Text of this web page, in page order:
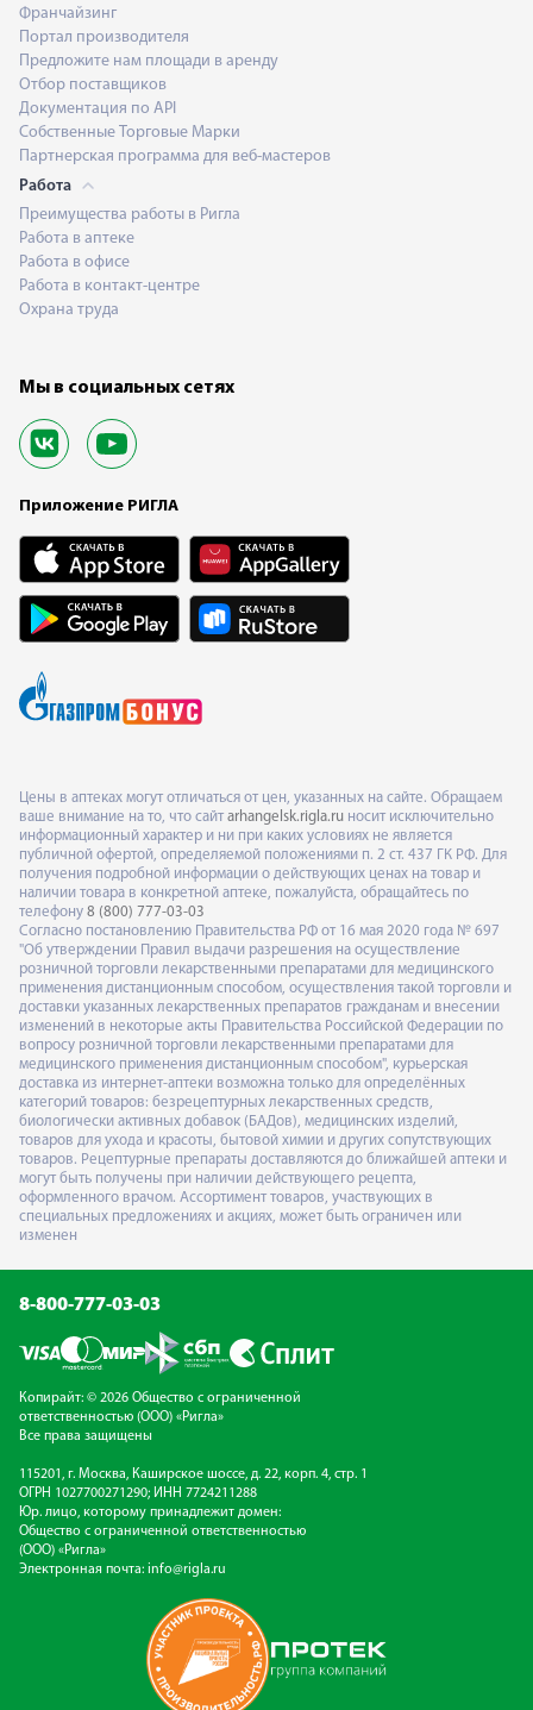
Франчайзинг
Портал производителя
Предложите нам площади в аренду
Отбор поставщиков
Документация по API
Собственные Торговые Марки
Партнерская программа для веб-мастеров
Работа
Преимущества работы в Ригла
Работа в аптеке
Работа в офисе
Работа в контакт-центре
Охрана труда
Мы в социальных сетях
Приложение РИГЛА
Цены в аптеках могут отличаться от цен, указанных на сайте. Обращаем
ваше внимание на то, что сайт arhangelsk.rigla.ru носит исключительно
информационный характер и ни при каких условиях не является
публичной офертой, определяемой положениями п. 2 ст. 437 ГК РФ. Для
получения подробной информации о действующих ценах на товар и
наличии товара в конкретной аптеке, пожалуйста, обращайтесь по
телефону 8 (800) 777-03-03
Согласно постановлению Правительства РФ от 16 мая 2020 года № 697
"Об утверждении Правил выдачи разрешения на осуществление
розничной торговли лекарственными препаратами для медицинского
применения дистанционным способом, осуществления такой торговли и
доставки указанных лекарственных препаратов гражданам и внесении
изменений в некоторые акты Правительства Российской Федерации по
вопросу розничной торговли лекарственными препаратами для
медицинского применения дистанционным способом", курьерская
доставка из интернет-аптеки возможна только для определённых
категорий товаров: безрецептурных лекарственных средств,
биологически активных добавок (БАДов), медицинских изделий,
товаров для ухода и красоты, бытовой химии и других сопутствующих
товаров. Рецептурные препараты доставляются до ближайшей аптеки и
могут быть получены при наличии действующего рецепта,
оформленного врачом. Ассортимент товаров, участвующих в
специальных предложениях и акциях, может быть ограничен или
изменен
8-800-777-03-03
Копирайт: © 2026 Общество с ограниченной
ответственностью (ООО) «Ригла»
Все права защищены
115201, г. Москва, Каширское шоссе, д. 22, корп. 4, стр. 1
ОГРН 1027700271290; ИНН 7724211288
Юр. лицо, которому принадлежит домен:
Общество с ограниченной ответственностью
(ООО) «Ригла»
Электронная почта: info@rigla.ru